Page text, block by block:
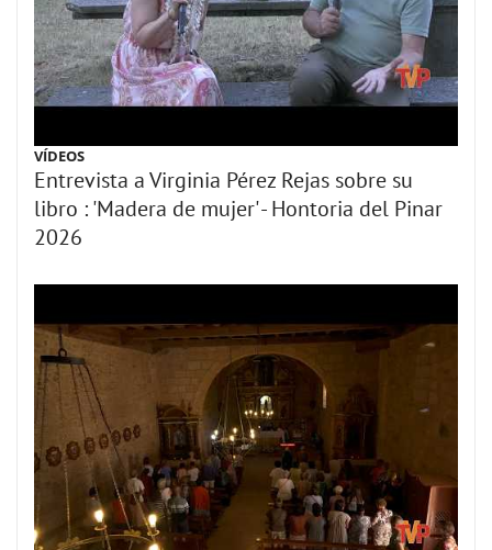
VÍDEOS
Entrevista a Virginia Pérez Rejas sobre su
libro : 'Madera de mujer' - Hontoria del Pinar
2026